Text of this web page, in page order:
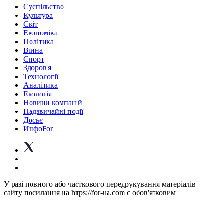
Суспiльство
Культура
Світ
Економіка
Політика
Війна
Спорт
Здоров'я
Технології
Аналітика
Екологія
Новини компаній
Надзвичайні події
Досьє
ИнфоFor
У разі повного або часткового передрукування матеріалів
сайту посилання на https://for-ua.com є обов'язковим